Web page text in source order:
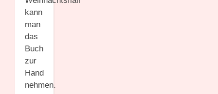
kann
man
das
Buch
zur
Hand
nehmen.